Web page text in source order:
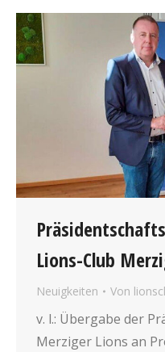
Lions-Club
Neuigkeiten Von
v. l.: Übergabe der
Merziger Lions an